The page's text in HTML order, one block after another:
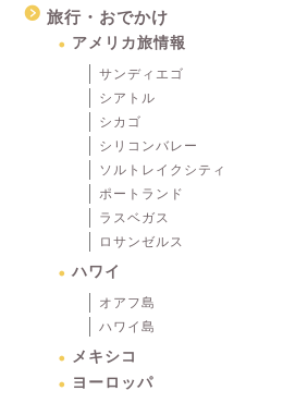
旅行・おでかけ
アメリカ旅情報
サンディエゴ
シアトル
シカゴ
シリコンバレー
ソルトレイクシティ
ポートランド
ラスベガス
ロサンゼルス
ハワイ
オアフ島
ハワイ島
メキシコ
ヨーロッパ